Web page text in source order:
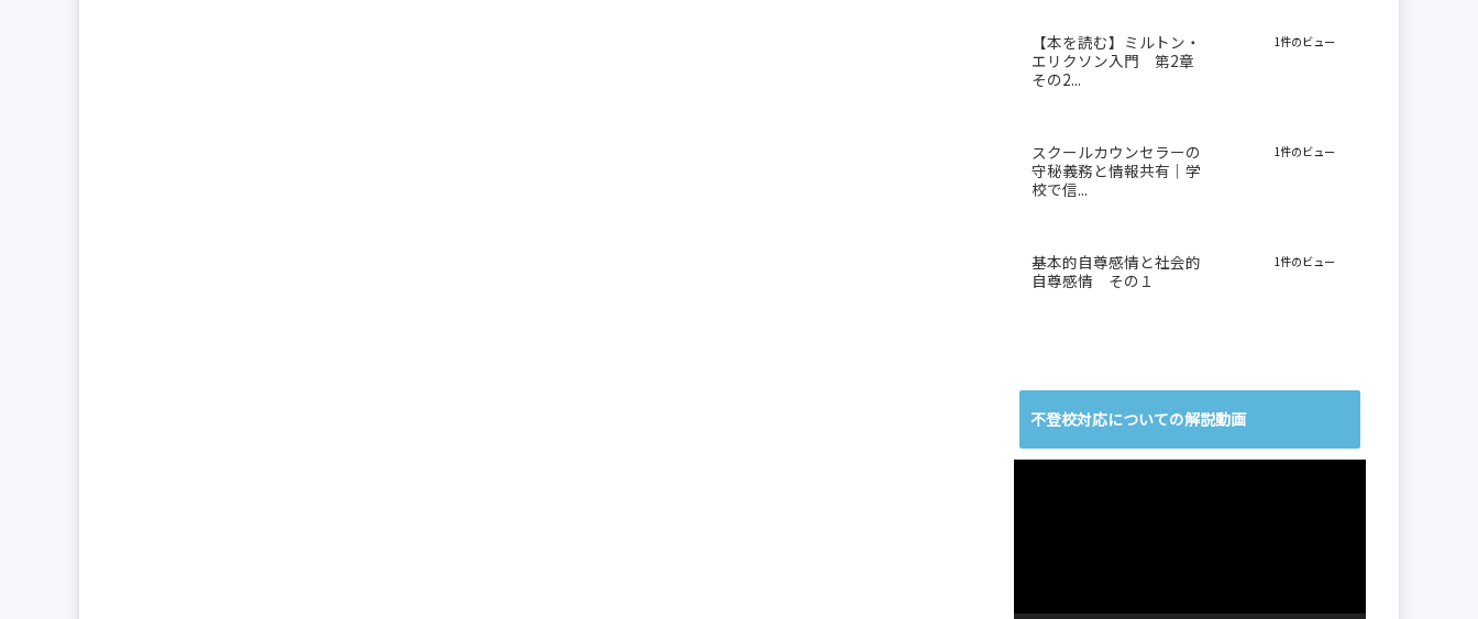
【本を読む】ミルトン・
エリクソン入門 第2章
その2...
1件のビュー
スクールカウンセラーの
守秘義務と情報共有｜学
校で信...
1件のビュー
基本的自尊感情と社会的
自尊感情 その１
1件のビュー
不登校対応についての解説動画